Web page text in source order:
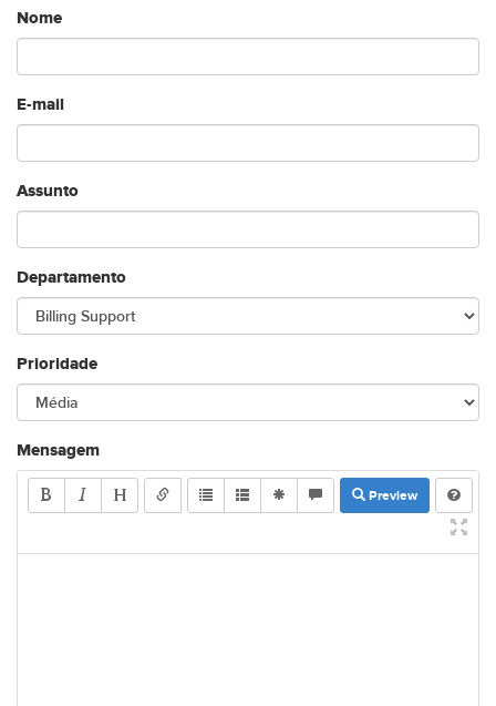
Nome
E-mail
Assunto
Departamento
Prioridade
Mensagem
Preview